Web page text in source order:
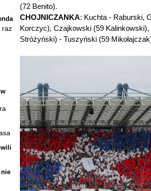
raz
(72 Benito).
CHOJNICZANKA: Kuchta - Raburski,
Korczyc), Czajkowski (59
Stróżyński) - Tuszyński (59